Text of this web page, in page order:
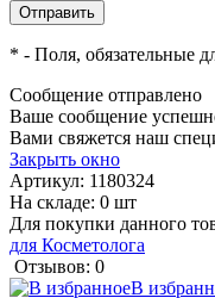
* - Поля, обязательные
Сообщение отправлено
Ваше сообщение
Вами свяжется наш
Закрыть окно
Артикул: 1180324
На складе: 0 шт
Для покупки данного
для Косметолога
Отзывов: 0
В